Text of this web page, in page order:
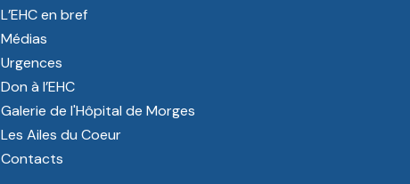
L’EHC en bref
Médias
Urgences
Don à l’EHC
Galerie de l'Hôpital de Morges
Les Ailes du Coeur
Contacts